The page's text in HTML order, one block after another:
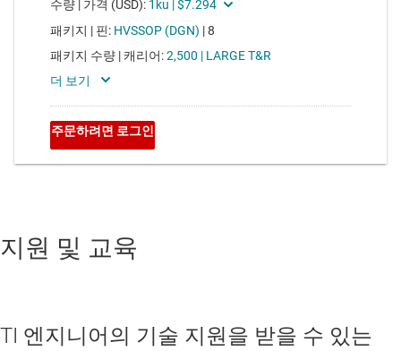
지원 및 교육
TI 엔지니어의 기술 지원을 받을 수 있는